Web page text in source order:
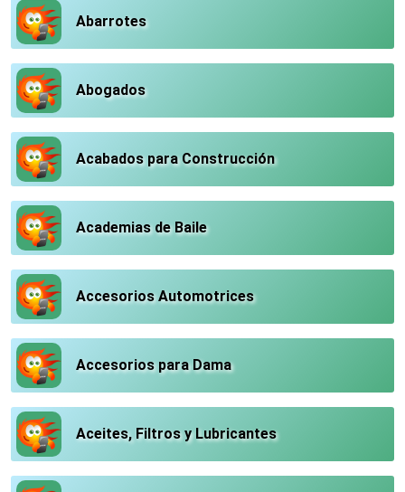
Abarrotes
Abogados
Acabados para Construcción
Academias de Baile
Accesorios Automotrices
Accesorios para Dama
Aceites, Filtros y Lubricantes